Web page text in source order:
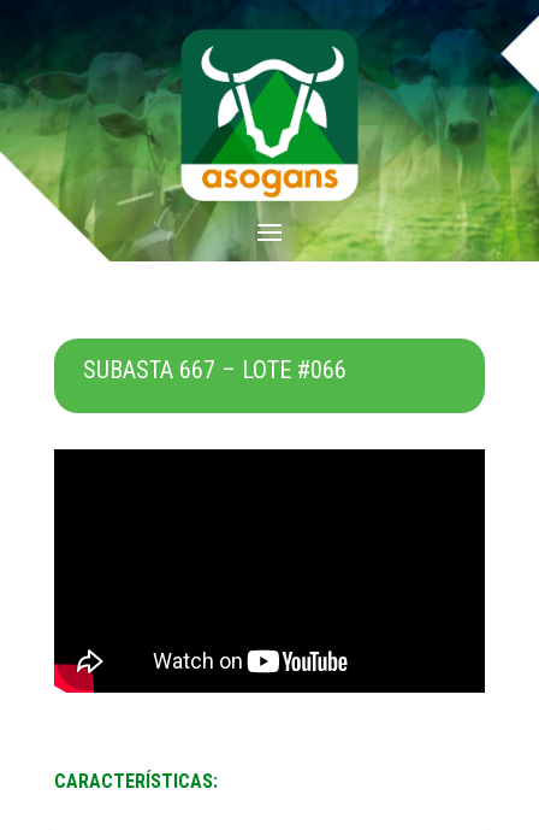
SUBASTA 667 – LOTE #066
CARACTERÍSTICAS: